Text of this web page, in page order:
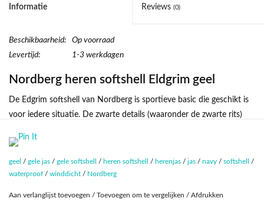
Informatie Reviews (0)
Beschikbaarheid:
Op voorraad
Levertijd:
1-3 werkdagen
Nordberg heren softshell Eldgrim geel
De Edgrim softshell van Nordberg is sportieve basic die geschikt is
voor iedere situatie. De zwarte details (waaronder de zwarte rits)
kwaliteit met een mooie afwerking. De jas is winddicht en
waterafstotend. Het stretchmateriaal draagt er prettig en heeft een
hoog ademend vermogen. De zachte gebrushte voering aan de
geel / gele jas / gele softshell / heren softshell / herenjas / jas / navy / softshell
/
waterproof / winddicht / Nordberg
Aan verlanglijst toevoegen / Toevoegen om te vergelijken / Afdrukken